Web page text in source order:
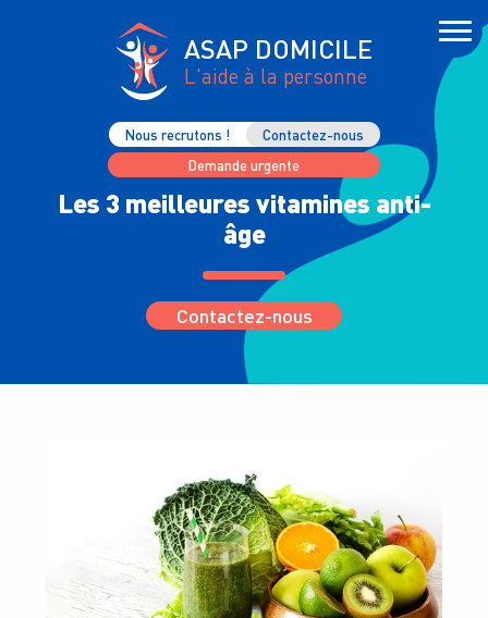
ASAP DOMICILE
L'aide à la personne
Nous recrutons !
Contactez-nous
Demande urgente
Les 3 meilleures vitamines anti-
âge
Contactez-nous